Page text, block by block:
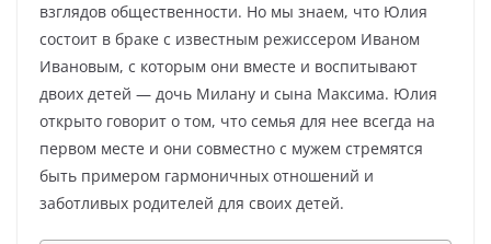
взглядов общественности. Но мы знаем, что Юлия
состоит в браке с известным режиссером Иваном
Ивановым, с которым они вместе и воспитывают
двоих детей — дочь Милану и сына Максима. Юлия
открыто говорит о том, что семья для нее всегда на
первом месте и они совместно с мужем стремятся
быть примером гармоничных отношений и
заботливых родителей для своих детей.